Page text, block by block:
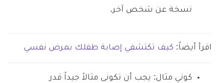
نسخة عن شخص آخر.
اقرأ أيضاً: كيف تكتشفي إصابة طفلك بمرض نفسي
كوني مثال: يجب أن تكونى مثالاً جيداً قدر